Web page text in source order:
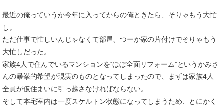
最近の俺っていうか今年に入ってからの俺ときたら、そりゃもう大忙
し。
ただ仕事で忙しいんじゃなくて部屋、つーか家の片付けでそりゃもう
大忙しだった。
家族4人で住んでいるマンションを“ほぼ全面リフォーム”というかみさ
んの暴挙的希望が現実のものとなってしまったので、まずは家族4人
全員が仮住まいに引っ越さなければならない。
そして本宅室内は一度スケルトン状態になってしまうため、とにかく